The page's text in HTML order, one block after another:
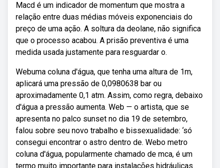
Macd é um indicador de momentum que mostra a
relação entre duas médias móveis exponenciais do
preço de uma ação. A soltura da deolane, não significa
que o processo acabou. A prisão preventiva é uma
medida usada justamente para resguardar o.
Webuma coluna d'água, que tenha uma altura de 1m,
aplicará uma pressão de 0,0980638 bar ou
aproximadamente 0,1 atm. Assim, como regra, debaixo
d'água a pressão aumenta. Web — o artista, que se
apresenta no palco sunset no dia 19 de setembro,
falou sobre seu novo trabalho e bissexualidade: ‘só
consegui encontrar o astro dentro de. Webo metro
coluna d'água, popularmente chamado de mca, é um
termo muito importante para instalações hidráulicas.